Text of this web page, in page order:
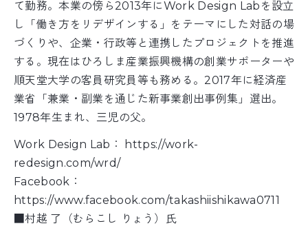
て勤務。本業の傍ら2013年にWork Design Labを設立
し「働き方をリデザインする」をテーマにした対話の場
づくりや、企業・行政等と連携したプロジェクトを推進
する。現在はひろしま産業振興機構の創業サポーターや
順天堂大学の客員研究員等も務める。2017年に経済産
業省「兼業・副業を通じた新事業創出事例集」選出。
1978年生まれ、三児の父。
Work Design Lab： https://work-
redesign.com/wrd/
Facebook：
https://www.facebook.com/takashiishikawa0711
■村越 了（むらこし りょう）氏